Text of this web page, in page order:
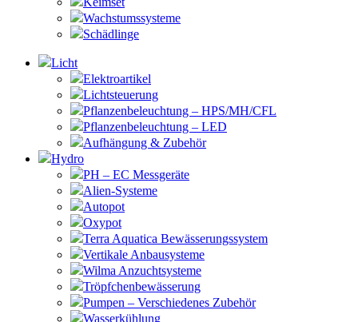
Wachstumssysteme
Schädlinge
Licht
Elektroartikel
Lichtsteuerung
Pflanzenbeleuchtung – HPS/MH/CFL
Pflanzenbeleuchtung – LED
Aufhängung & Zubehör
Hydro
PH – EC Messgeräte
Alien-Systeme
Autopot
Oxypot
Terra Aquatica Bewässerungssystem
Vertikale Anbausysteme
Wilma Anzuchtsysteme
Tröpfchenbewässerung
Pumpen – Verschiedenes Zubehör
Wasserkühlung